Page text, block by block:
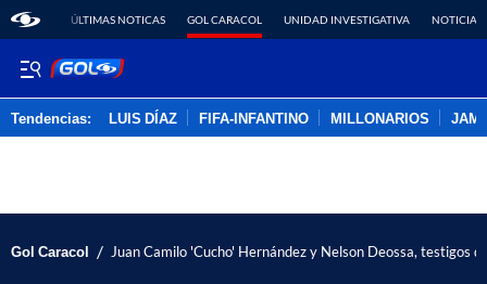
ÚLTIMAS NOTICAS GOL CARACOL UNIDAD INVESTIGATIVA NOTICIAS
Tendencias: LUIS DÍAZ FIFA-INFANTINO MILLONARIOS
Gol Caracol / Juan Camilo 'Cucho' Hernández y Nelson Deossa, testigos